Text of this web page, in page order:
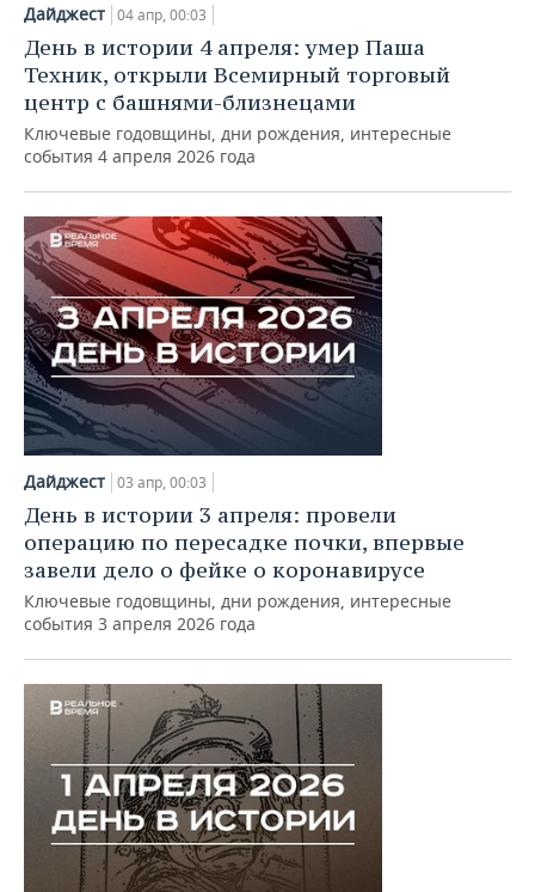
Дайджест 04 апр, 00:03
День в истории 4 апреля: умер Паша
Техник, открыли Всемирный торговый
центр с башнями-близнецами
Ключевые годовщины, дни рождения, интересные
события 4 апреля 2026 года
Дайджест 03 апр, 00:03
День в истории 3 апреля: провели
операцию по пересадке почки, впервые
завели дело о фейке о коронавирусе
Ключевые годовщины, дни рождения, интересные
события 3 апреля 2026 года